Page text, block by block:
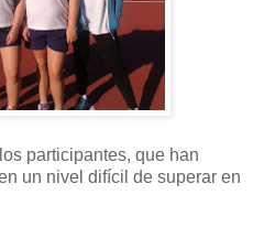
participantes, que han
un nivel difícil de superar en